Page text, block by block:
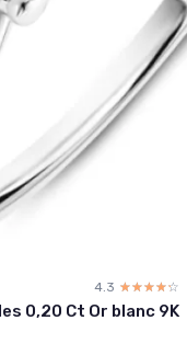
4.3 ☆☆☆☆☆
★★★★★
0,20 Ct Or blanc 9K